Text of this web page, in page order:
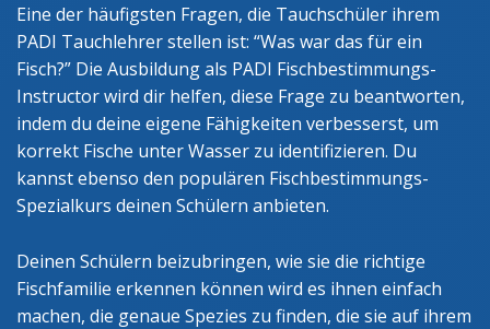
Eine der häufigsten Fragen, die Tauchschüler ihrem
PADI Tauchlehrer stellen ist: “Was war das für ein
Fisch?” Die Ausbildung als PADI Fischbestimmungs-
Instructor wird dir helfen, diese Frage zu beantworten,
indem du deine eigene Fähigkeiten verbesserst, um
korrekt Fische unter Wasser zu identifizieren. Du
kannst ebenso den populären Fischbestimmungs-
Spezialkurs deinen Schülern anbieten.
Deinen Schülern beizubringen, wie sie die richtige
Fischfamilie erkennen können wird es ihnen einfach
machen, die genaue Spezies zu finden, die sie auf ihrem